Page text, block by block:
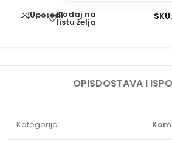
UporediDodaj na
listu želja
SKU:
OPISDOSTAVA I
Kategorija